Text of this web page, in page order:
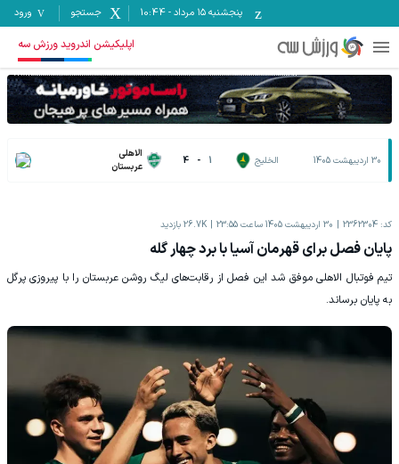
پنجشنبه ۱۵ مرداد -
10:44 جستجو ورود
اپلیکیشن اندروید ورزش سه
30 اردیبهشت 1405 الخلیج 1
-
4
الاهلی
عربستان
کد: 2362304 30 اردیبهشت 1405 ساعت 23:55 26.7K بازدید
پایان فصل برای قهرمان آسیا با برد چهار گله
تیم فوتبال الاهلی موفق شد این فصل از رقابت‌های لیگ روشن عربستان را با پیروزی پرگل
به پایان برساند.